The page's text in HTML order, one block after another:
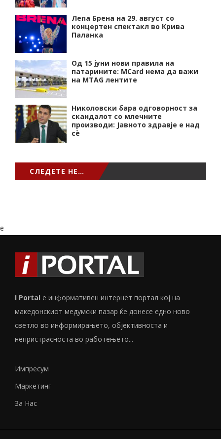
Лепа Брена на 29. август со
концертен спектакл во Крива
Паланка
Од 15 јуни нови правила на
патарините: MCard нема да важи
на MTAG лентите
Николовски бара одговорност за
скандалот со млечните
производи: Јавното здравје е над
сѐ
СЛЕДЕТЕ НЕ…
e
I Portal е информативен интернет портал кој на
македонскиот медумски пазар ќе донесе едно ново
светло во информирањето, објективноста и
непристрасноста во работењето...
Импресум
Маркетинг
За Нас